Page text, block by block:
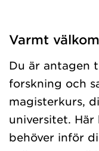
Varmt
Du är antagen
forskning och
magisterkurs,
universitet.
behöver inför